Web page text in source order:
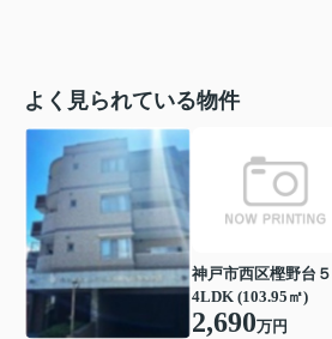
よく見られている物件
4LDK (103.95㎡)
2,690万円